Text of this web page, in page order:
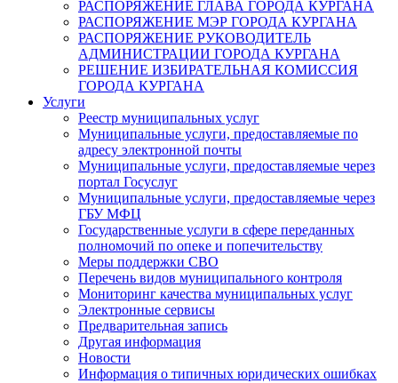
РАСПОРЯЖЕНИЕ ГЛАВА ГОРОДА КУРГАНА
РАСПОРЯЖЕНИЕ МЭР ГОРОДА КУРГАНА
РАСПОРЯЖЕНИЕ РУКОВОДИТЕЛЬ
АДМИНИСТРАЦИИ ГОРОДА КУРГАНА
РЕШЕНИЕ ИЗБИРАТЕЛЬНАЯ КОМИССИЯ
ГОРОДА КУРГАНА
Услуги
Реестр муниципальных услуг
Муниципальные услуги, предоставляемые по
адресу электронной почты
Муниципальные услуги, предоставляемые через
портал Госуслуг
Муниципальные услуги, предоставляемые через
ГБУ МФЦ
Государственные услуги в сфере переданных
полномочий по опеке и попечительству
Меры поддержки СВО
Перечень видов муниципального контроля
Мониторинг качества муниципальных услуг
Электронные сервисы
Предварительная запись
Другая информация
Новости
Информация о типичных юридических ошибках